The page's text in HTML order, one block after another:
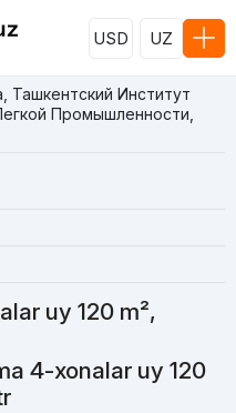
USD UZ
Ташкентский Институт
Промышленности,
uy 120 m²,
4-xonalar uy 120